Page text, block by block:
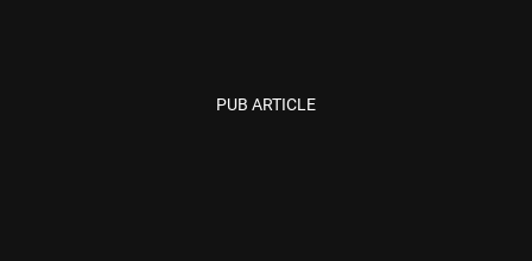
PUB ARTICLE